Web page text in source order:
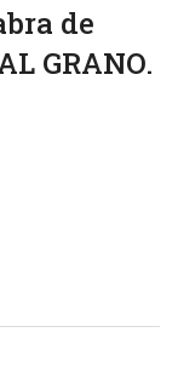
de
GRANO.